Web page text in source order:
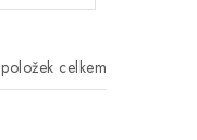
položek celkem